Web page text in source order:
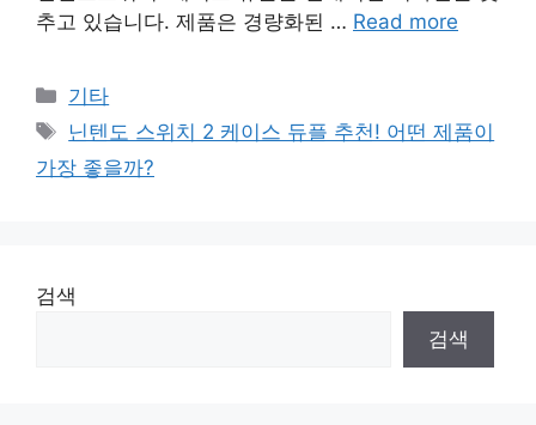
추고 있습니다. 제품은 경량화된 … Read more
Categories
기타
Tags
닌텐도 스위치 2 케이스 듀플 추천! 어떤 제품이
가장 좋을까?
검색
검색